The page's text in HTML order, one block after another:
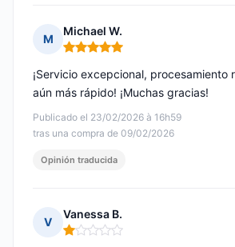
M
Michael W.
Nota: 5 de 5
Publicado el 23/02/2026 à 16h59
tras una compra de 09/02/2026
¡Servicio excepcional, procesamiento
aún más rápido! ¡Muchas gracias!
Opinión traducida
V
Vanessa B.
Nota: 1 de 5